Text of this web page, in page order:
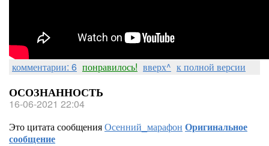
комментарии: 6 понравилось! вверх^ к полной версии
ОСОЗНАННОСТЬ
16-06-2021 22:04
Это цитата сообщенияОсенний_марафон Оригинальное
сообщение